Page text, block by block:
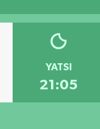
YATSI
21:05